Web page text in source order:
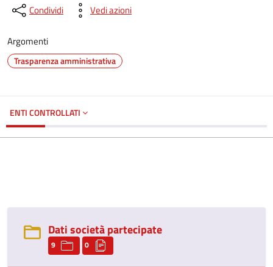
Condividi Vedi azioni
Argomenti
Trasparenza amministrativa
ENTI CONTROLLATI
Dati società partecipate
9 0